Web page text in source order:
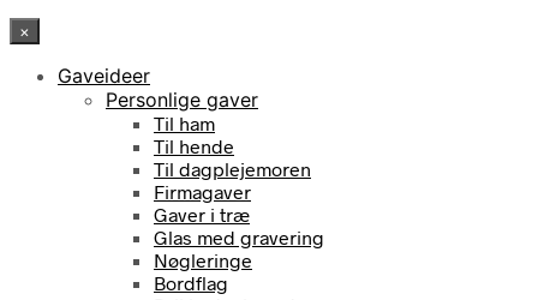
×
Gaveideer
Personlige gaver
Til ham
Til hende
Til dagplejemoren
Firmagaver
Gaver i træ
Glas med gravering
Nøgleringe
Bordflag